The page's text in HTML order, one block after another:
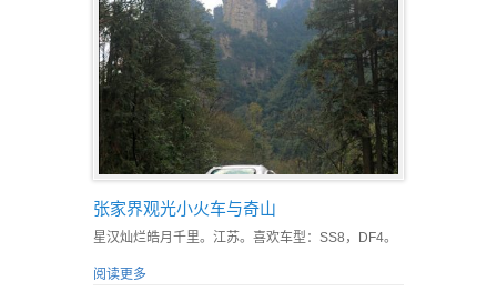
张家界观光小火车与奇山
星汉灿烂皓月千里。江苏。喜欢车型：SS8，DF4。
阅读更多